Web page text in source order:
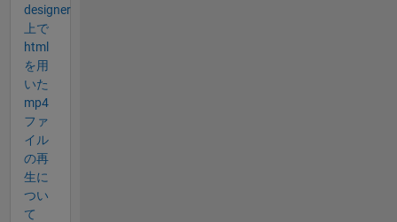
designer
上で
html
を用
いた
mp4
ファ
イル
の再
生に
つい
て